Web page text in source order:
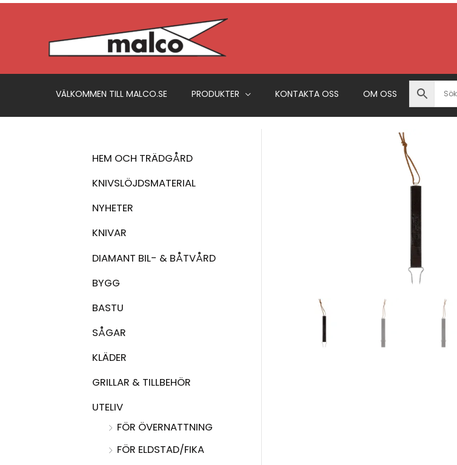
VÄLKOMMEN TILL MALCO.SE PRODUKTER KONTAKTA OSS OM OSS
HEM OCH TRÄDGÅRD
KNIVSLÖJDSMATERIAL
NYHETER
KNIVAR
DIAMANT BIL- & BÅTVÅRD
BYGG
BASTU
SÅGAR
KLÄDER
GRILLAR & TILLBEHÖR
UTELIV
FÖR ÖVERNATTNING
FÖR ELDSTAD/FIKA